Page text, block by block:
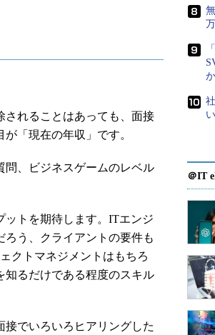
れることはあっても、面接
「現在の年収」です。
、ビジネスゲームのレベル
トを期待します。ITエンジ
ろう、クライアントの要件も
クトマネジメントはもちろ
知るだけである程度のスキル
でいろいろヒアリングした
か
＠IT